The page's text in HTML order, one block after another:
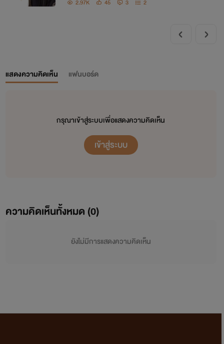
2.97K 45 3 2
แสดงความคิดเห็น แฟนบอร์ด
กรุณาเข้าสู่ระบบเพื่อแสดงความคิดเห็น
เข้าสู่ระบบ
ความคิดเห็นทั้งหมด (0)
ยังไม่มีการแสดงความคิดเห็น